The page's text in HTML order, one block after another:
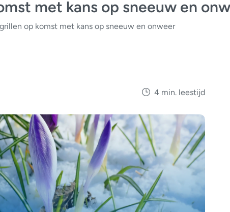
met kans op sneeuw en
op komst met kans op sneeuw en onweer
4 min. leestijd